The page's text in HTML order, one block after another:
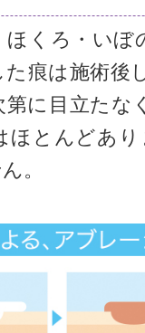
くろ・いぼ
痕は施術後
に目立たな
ほとんどあ
。